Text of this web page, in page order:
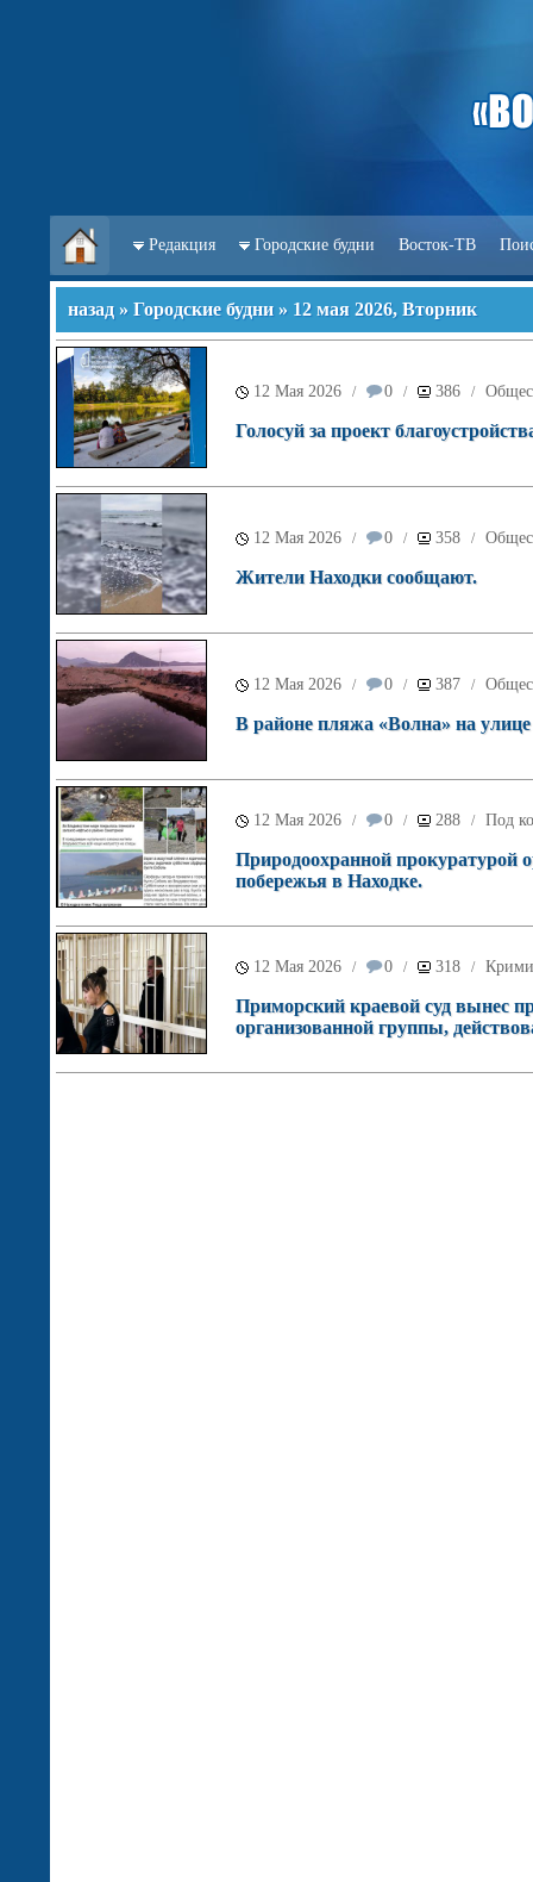
Редакция Городские будни Восток-ТВ
назад » Городские будни » 12 мая 2026, Вторник
12 Мая 2026 / 0 / 386 /
Голосуй за проект
12 Мая 2026 / 0 / 358 /
Жители Находки сообщают.
12 Мая 2026 / 0 / 387 /
В районе пляжа «Волна» на
12 Мая 2026 / 0 / 288 / Под
Природоохранной прокуратурой
побережья в Находке.
12 Мая 2026 / 0 / 318 /
Приморский краевой суд вынес
организованной группы,